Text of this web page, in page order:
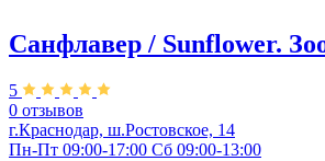
Санфлавер / Sunflower.
5
0 отзывов
г.Краснодар, ш.Ростовское, 14
Пн-Пт 09:00-17:00 Сб 09:00-13:00